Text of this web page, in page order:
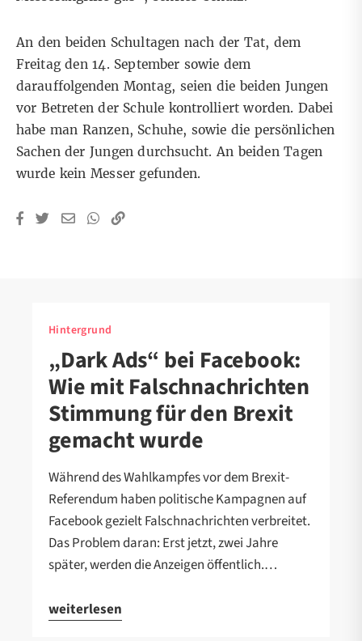
An den beiden Schultagen nach der Tat, dem
Freitag den 14. September sowie dem
darauffolgenden Montag, seien die beiden Jungen
vor Betreten der Schule kontrolliert worden. Dabei
habe man Ranzen, Schuhe, sowie die persönlichen
Sachen der Jungen durchsucht. An beiden Tagen
wurde kein Messer gefunden.
Hintergrund
„Dark Ads“ bei Facebook:
Wie mit Falschnachrichten
Stimmung für den Brexit
gemacht wurde
Während des Wahlkampfes vor dem Brexit-
Referendum haben politische Kampagnen auf
Facebook gezielt Falschnachrichten verbreitet.
Das Problem daran: Erst jetzt, zwei Jahre
später, werden die Anzeigen öffentlich.…
weiterlesen